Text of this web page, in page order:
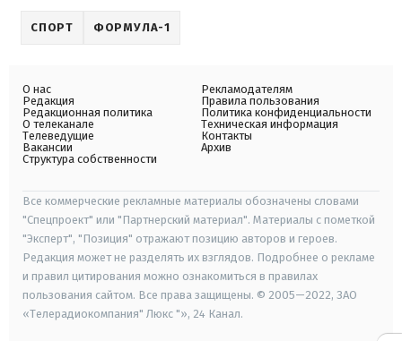
СПОРТ ФОРМУЛА-1
О нас
Редакция
Редакционная политика
О телеканале
Телеведущие
Вакансии
Структура собственности
Рекламодателям
Правила пользования
Политика конфиденциальности
Техническая информация
Контакты
Архив
Все коммерческие рекламные материалы обозначены словами
"Спецпроект" или "Партнерский материал". Материалы с пометкой
"Эксперт", "Позиция" отражают позицию авторов и героев.
Редакция может не разделять их взглядов. Подробнее о рекламе
и правил цитирования можно ознакомиться в правилах
пользования сайтом. Все права защищены. © 2005—2022, ЗАО
«Телерадиокомпания" Люкс "», 24 Канал.